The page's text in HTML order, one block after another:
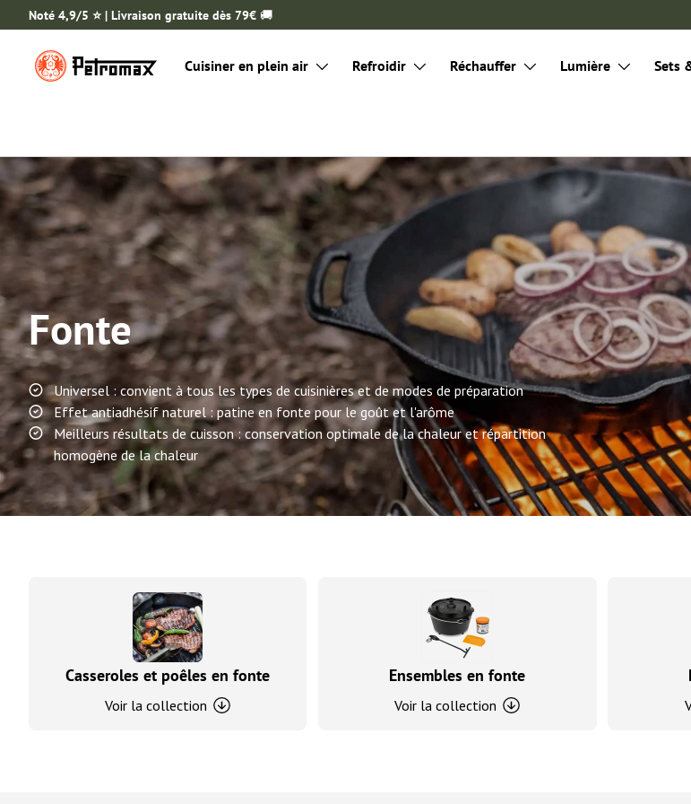
ALLER AU CONTENU
Noté 4,9/5 ⭐️ | Livraison gratuite dès 79€ 🚚
Cuisiner en plein air Refroidir Réchauffer Lumière Sets
Fonte
Universel : convient à tous les types de cuisinières et de modes de préparation
Effet antiadhésif naturel : patine en fonte pour le goût et l'arôme
Meilleurs résultats de cuisson : conservation optimale de la chaleur et répartition
homogène de la chaleur
Casseroles et poêles en fonte
Voir la collection
Ensembles en fonte
Voir la collection